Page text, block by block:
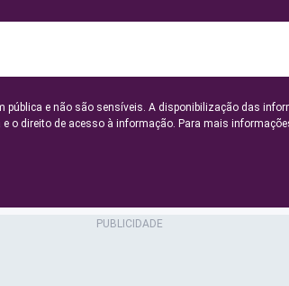
pública e não são sensíveis. A disponibilização das
e o direito de acesso à informação. Para mais